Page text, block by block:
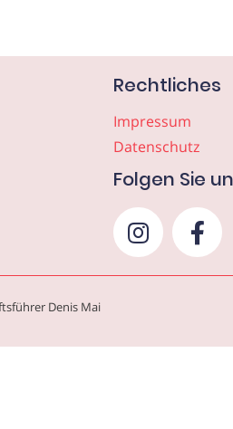
Rechtliches
Impressum
Datenschutz
Folgen Sie
Denis Mai